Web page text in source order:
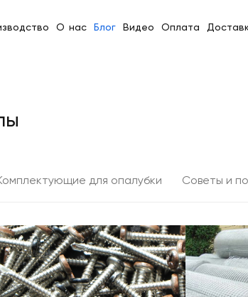
О нас Блог Видео Оплата
для опалубки Советы и